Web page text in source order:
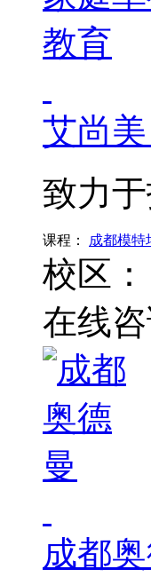
艾尚
致力
课程： 成都模特
校区：
在线
成都